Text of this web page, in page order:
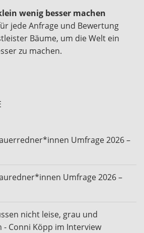
wenig besser machen
jede Anfrage und Bewertung
Bäume, um die Welt ein
zu machen.
Umfrage 2026 –
Umfrage 2026 –
nicht leise, grau und
- Conni Köpp im Interview